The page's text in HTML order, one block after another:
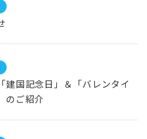
建国記念日」＆「バレンタイ
のご紹介